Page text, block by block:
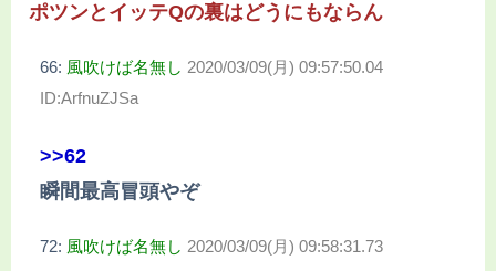
ポツンとイッテQの裏はどうにもならん
66: 風吹けば名無し 2020/03/09(月) 09:57:50.04
ID:ArfnuZJSa
>>62
瞬間最高冒頭やぞ
72: 風吹けば名無し 2020/03/09(月) 09:58:31.73